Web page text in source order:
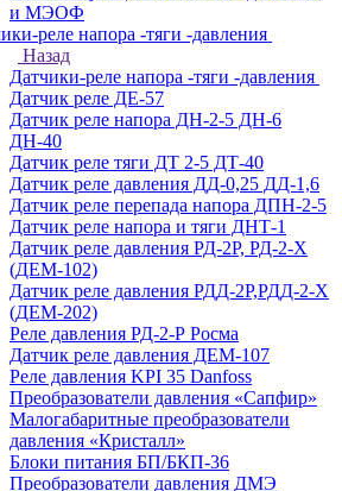
и МЭОФ
реле напора -тяги -давления
Назад
Датчики-реле напора -тяги -давления
Датчик реле ДЕ-57
Датчик реле напора ДН-2-5 ДН-6
ДН-40
Датчик реле тяги ДТ 2-5 ДТ-40
Датчик реле давления ДД-0,25 ДД-1,6
Датчик реле перепада напора ДПН-2-5
Датчик реле напора и тяги ДНТ-1
Датчик реле давления РД-2Р, РД-2-Х
(ДЕМ-102)
Датчик реле давления РДД-2Р,РДД-2-Х
(ДЕМ-202)
Реле давления РД-2-Р Росма
Датчик реле давления ДЕМ-107
Реле давления KPI 35 Danfoss
Преобразователи давления «Сапфир»
Малогабаритные преобразователи
давления «Кристалл»
Блоки питания БП/БКП-36
Преобразователи давления ДМЭ